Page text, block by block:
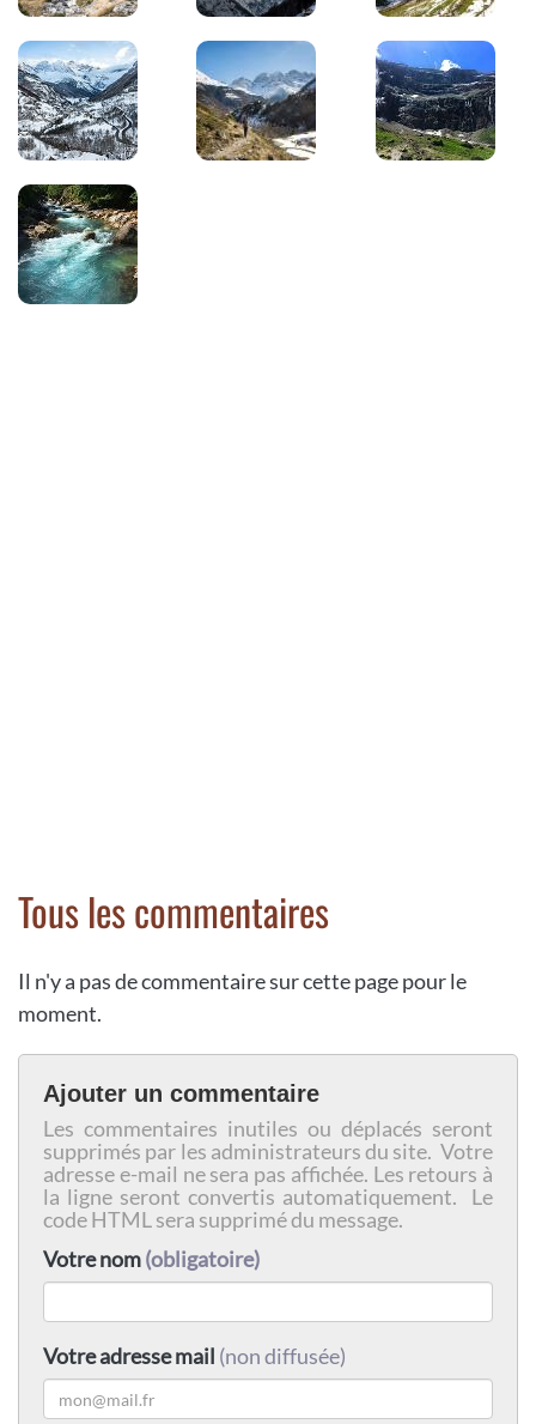
Tous les commentaires
Il n'y a pas de commentaire sur cette page pour le
moment.
Ajouter un commentaire
Les commentaires inutiles ou déplacés seront
supprimés par les administrateurs du site. Votre
adresse e-mail ne sera pas affichée. Les retours à
la ligne seront convertis automatiquement. Le
code HTML sera supprimé du message.
Votre nom(obligatoire)
Votre adresse mail (non diffusée)